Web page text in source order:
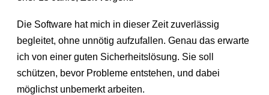
Die Software hat mich in dieser Zeit zuverlässig
begleitet, ohne unnötig aufzufallen. Genau das erwarte
ich von einer guten Sicherheitslösung. Sie soll
schützen, bevor Probleme entstehen, und dabei
möglichst unbemerkt arbeiten.